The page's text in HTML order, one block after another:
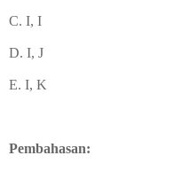
C. I, I
D. I, J
E. I, K
Pembahasan: